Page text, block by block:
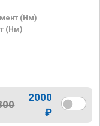
(Нм)
(Нм)
2000
₽